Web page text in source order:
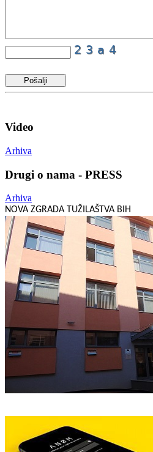
Video
Arhiva
Drugi o nama - PRESS
Arhiva
NOVA ZGRADA TUŽILAŠTVA BIH